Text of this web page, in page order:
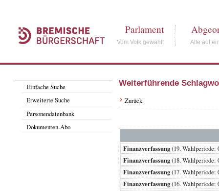
Parlament
Vom Volk gewählt Alle auf
Einfache Suche
Erweiterte Suche
Personendatenbank
Dokumenten-Abo
Weiterführende
Zurück
Finanzverfassung(19.
Finanzverfassung(18.
Finanzverfassung(17.
Finanzverfassung(16.